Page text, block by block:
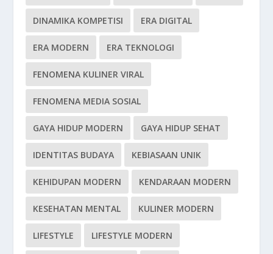
DINAMIKA KOMPETISI ERA DIGITAL
ERA MODERN ERA TEKNOLOGI
FENOMENA KULINER VIRAL
FENOMENA MEDIA SOSIAL
GAYA HIDUP MODERN GAYA HIDUP SEHAT
IDENTITAS BUDAYA KEBIASAAN UNIK
KEHIDUPAN MODERN KENDARAAN MODERN
KESEHATAN MENTAL KULINER MODERN
LIFESTYLE LIFESTYLE MODERN